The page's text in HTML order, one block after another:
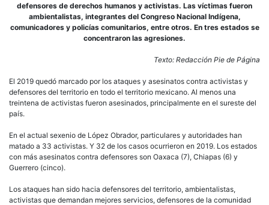
defensores de derechos humanos y activistas. Las víctimas fueron
ambientalistas, integrantes del Congreso Nacional Indígena,
comunicadores y policías comunitarios, entre otros. En tres estados se
concentraron las agresiones.
Texto: Redacción Pie de Página
El 2019 quedó marcado por los ataques y asesinatos contra activistas y
defensores del territorio en todo el territorio mexicano. Al menos una
treintena de activistas fueron asesinados, principalmente en el sureste del
país.
En el actual sexenio de López Obrador, particulares y autoridades han
matado a 33 activistas. Y 32 de los casos ocurrieron en 2019. Los estados
con más asesinatos contra defensores son Oaxaca (7), Chiapas (6) y
Guerrero (cinco).
Los ataques han sido hacia defensores del territorio, ambientalistas,
activistas que demandan mejores servicios, defensores de la comunidad